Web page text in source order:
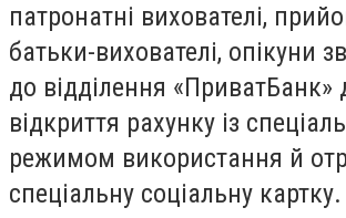
патронатні вихователі,
батьки-вихователі, опікуни
до відділення «ПриватБанк»
відкриття рахунку із
режимом використання й
спеціальну соціальну картку.